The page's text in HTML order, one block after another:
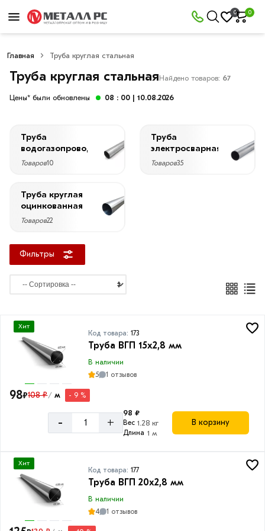
0 0
Главная Труба круглая стальная
Труба круглая стальнаяНайдено товаров: 67
Цены* были обновлены 08 : 00 | 10.08.2026
Труба
водогазопроводная
Товаров10
Труба
электросварная
Товаров35
Труба круглая
оцинкованная
Товаров22
Фильтры
Фильтры
×
Со
скидкой
руб.
Диаметр
20
мм
32
мм
мм
мм
65
мм
мм
Хит
Код товара: 173
Труба ВГП 15х2,8 мм
В наличии
5
1 отзывов
98₽108 ₽/ м - 9 %
- +
98 ₽
Вес 1.28 кг
Длина 1 м
В корзину
Хит
Код товара: 177
Труба ВГП 20х2,8 мм
В наличии
4
1 отзывов